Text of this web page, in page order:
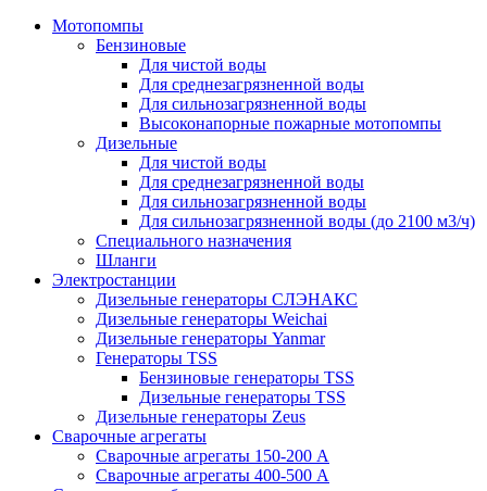
Мотопомпы
Бензиновые
Для чистой воды
Для среднезагрязненной воды
Для сильнозагрязненной воды
Высоконапорные пожарные мотопомпы
Дизельные
Для чистой воды
Для среднезагрязненной воды
Для сильнозагрязненной воды
Для сильнозагрязненной воды (до 2100 м3/ч)
Специального назначения
Шланги
Электростанции
Дизельные генераторы СЛЭНАКС
Дизельные генераторы Weichai
Дизельные генераторы Yanmar
Генераторы TSS
Бензиновые генераторы TSS
Дизельные генераторы TSS
Дизельные генераторы Zeus
Сварочные агрегаты
Сварочные агрегаты 150-200 А
Сварочные агрегаты 400-500 А